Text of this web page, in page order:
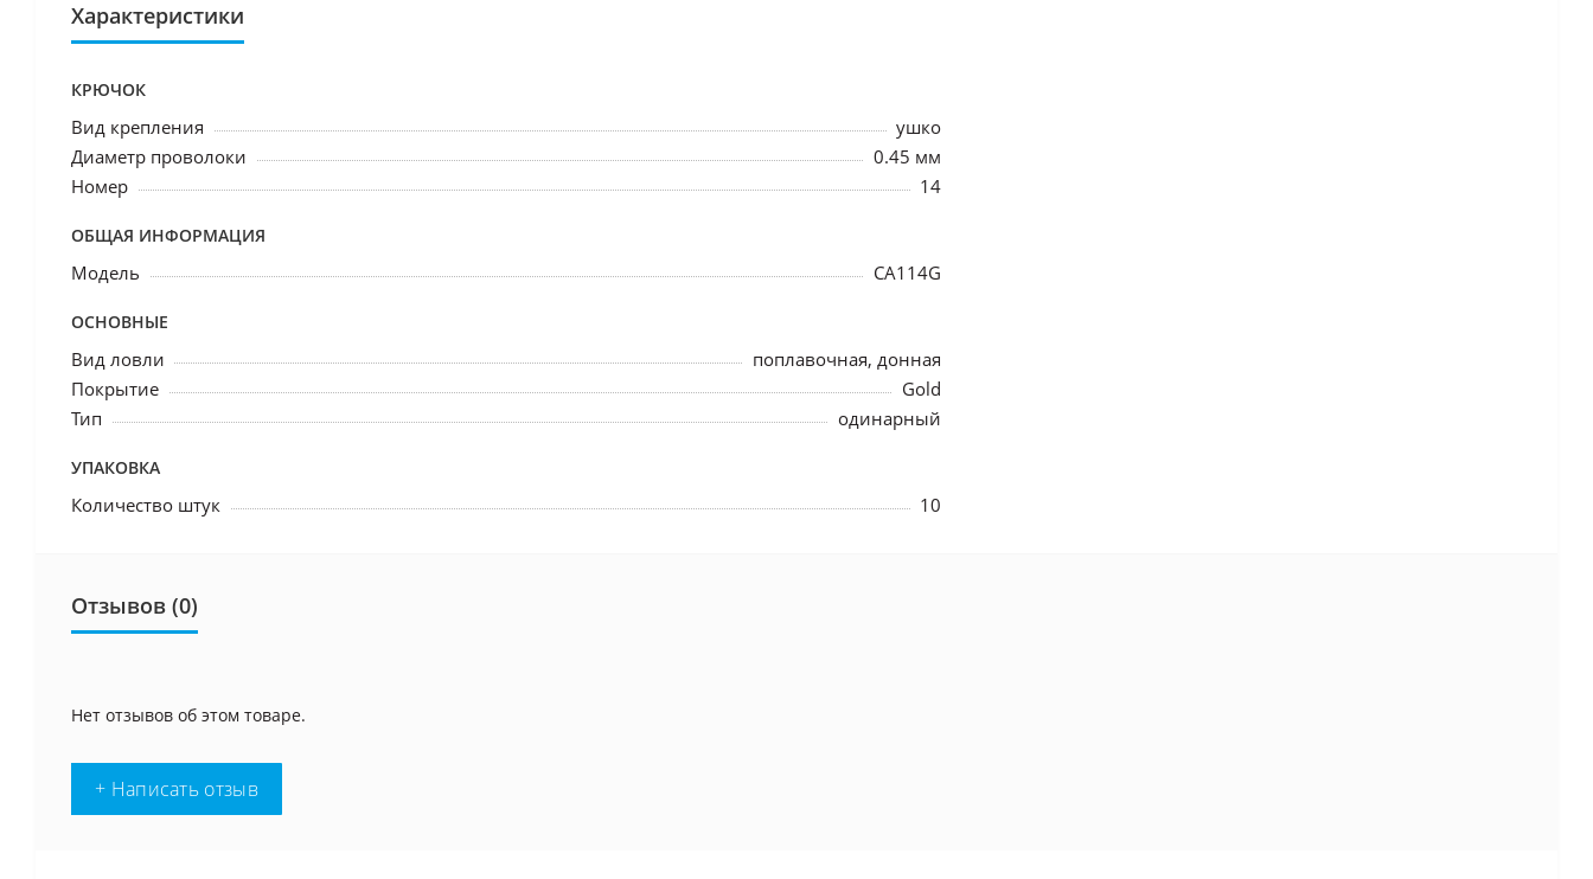
Характеристики
КРЮЧОК
Вид крепления
ушко
Диаметр проволоки
0.45 мм
Номер
14
ОБЩАЯ ИНФОРМАЦИЯ
Модель CA114G
ОСНОВНЫЕ
Вид ловли
поплавочная, донная
Покрытие
Gold
Тип
одинарный
УПАКОВКА
Количество штук 10
Отзывов (0)
Нет отзывов об этом товаре.
+ Написать отзыв